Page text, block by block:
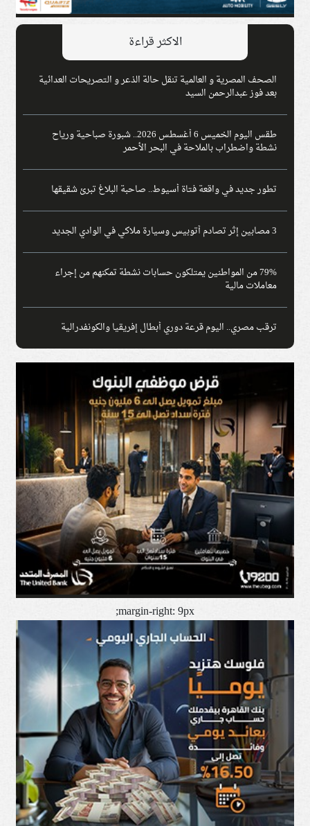
الاكثر قراءة
الصحف المصرية و العالمية تنقل حالة الذعر و التصريحات العدائية
بعد فوز عبدالرحمن السيد
طقس اليوم الخميس 6 أغسطس 2026.. شبورة صباحية ورياح
نشطة واضطراب بالملاحة في البحر الأحمر
تطور جديد في واقعة فتاة أسيوط.. صاحبة البلاغ تبرئ شقيقها
3 مصابين إثر تصادم أتوبيس وسيارة ملاكي في الوادي الجديد
79% من المواطنين يمتلكون حسابات نشطة تمكنهم من إجراء
معاملات مالية
ترقب مصري.. اليوم قرعة دوري أبطال إفريقيا والكونفدرالية
margin-right: 9px;